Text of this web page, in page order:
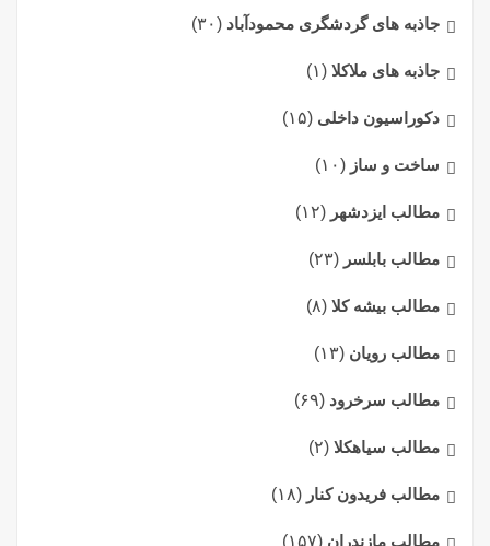
جاذبه های گردشگری محمودآباد (۳۰)
جاذبه های ملاکلا (۱)
دکوراسیون داخلی (۱۵)
ساخت و ساز (۱۰)
مطالب ایزدشهر (۱۲)
مطالب بابلسر (۲۳)
مطالب بیشه کلا (۸)
مطالب رویان (۱۳)
مطالب سرخرود (۶۹)
مطالب سیاهکلا (۲)
مطالب فریدون کنار (۱۸)
مطالب مازندران (۱۵۷)